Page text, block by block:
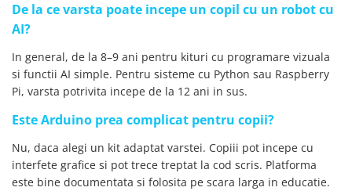
De la ce varsta poate incepe un copil cu un robot cu
AI?
In general, de la 8–9 ani pentru kituri cu programare vizuala
si functii AI simple. Pentru sisteme cu Python sau Raspberry
Pi, varsta potrivita incepe de la 12 ani in sus.
Este Arduino prea complicat pentru copii?
Nu, daca alegi un kit adaptat varstei. Copiii pot incepe cu
interfete grafice si pot trece treptat la cod scris. Platforma
este bine documentata si folosita pe scara larga in educatie.